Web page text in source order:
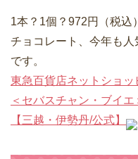
1本？1個？972円（税込
チョコレート、今年も
です。
東急百貨店ネットショ
＜セバスチャン・ブイ
【三越・伊勢丹/公式】